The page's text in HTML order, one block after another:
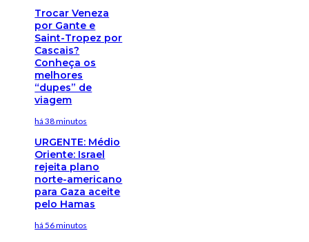
Trocar Veneza
por Gante e
Saint-Tropez por
Cascais?
Conheça os
melhores
“dupes” de
viagem
há 38 minutos
URGENTE: Médio
Oriente: Israel
rejeita plano
norte-americano
para Gaza aceite
pelo Hamas
há 56 minutos